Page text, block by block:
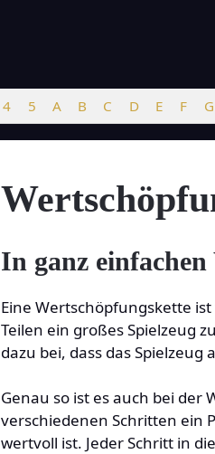
4 5 A B C D E F G
In ganz einfachen
Eine Wertschöpfungskette
Teilen ein großes Spielzeug
dazu bei, dass das
Genau so ist es auch bei der
verschiedenen Schritten ein
wertvoll ist. Jeder Schritt in